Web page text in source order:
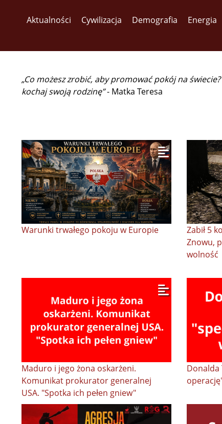
Aktualności Cywilizacja Demografia Energia
„Co możesz zrobić, aby promować pokój na
kochaj swoją rodzinę”- Matka Teresa
Warunki trwałego pokoju w Europie
Zabił 5
Znowu,
wolność
Maduro i jego żona oskarżeni.
Komunikat prokurator generalnej
USA. "Spotka ich pełen gniew"
Donalda